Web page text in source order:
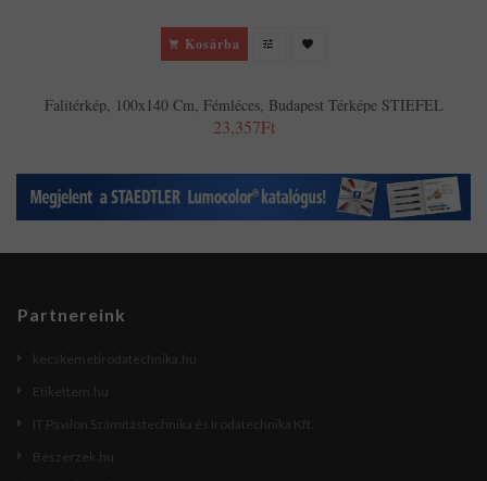
Kosárba
Falitérkép, 100x140 Cm, Fémléces, Budapest Térképe STIEFEL
23,357Ft
Partnereink
kecskemetirodatechnika.hu
Etikettem.hu
IT Pavilon Számítástechnika és Irodatechnika Kft.
Beszerzek.hu